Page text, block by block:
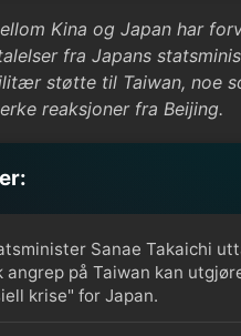
Kina og Japan har
fra Japans
støtte til Taiwan, noe
reaksjoner fra Beijing.
Sanae Takaichi
angrep på Taiwan kan
krise" for Japan.